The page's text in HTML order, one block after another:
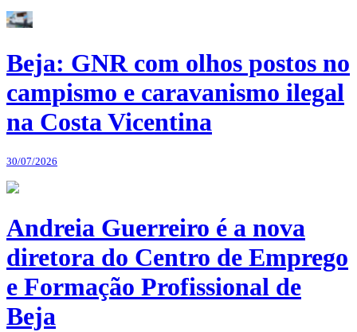
Beja: GNR com olhos postos no
campismo e caravanismo ilegal
na Costa Vicentina
30/07/2026
Andreia Guerreiro é a nova
diretora do Centro de Emprego
e Formação Profissional de
Beja